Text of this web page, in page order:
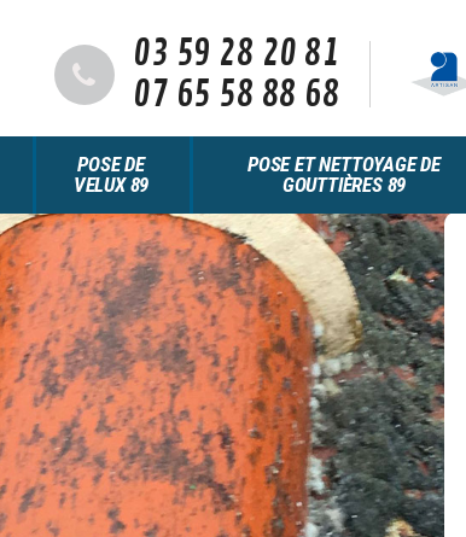
03 59 28 20 81
07 65 58 88 68
POSE DE
VELUX 89
POSE ET NETTOYAGE DE
GOUTTIÈRES 89